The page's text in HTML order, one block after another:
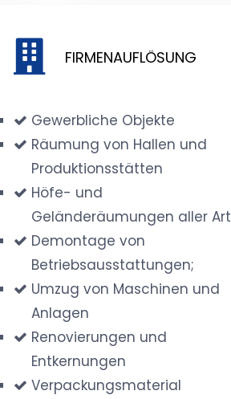
FIRMENAUFLÖSUNG
Gewerbliche Objekte
Räumung von Hallen und
Produktionsstätten
Höfe- und
Geländeräumungen aller Art
Demontage von
Betriebsausstattungen;
Umzug von Maschinen und
Anlagen
Renovierungen und
Entkernungen
Verpackungsmaterial